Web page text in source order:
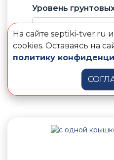
Уровень
На сайте septiki-tver.ru
cookies. Оставаясь на
политику